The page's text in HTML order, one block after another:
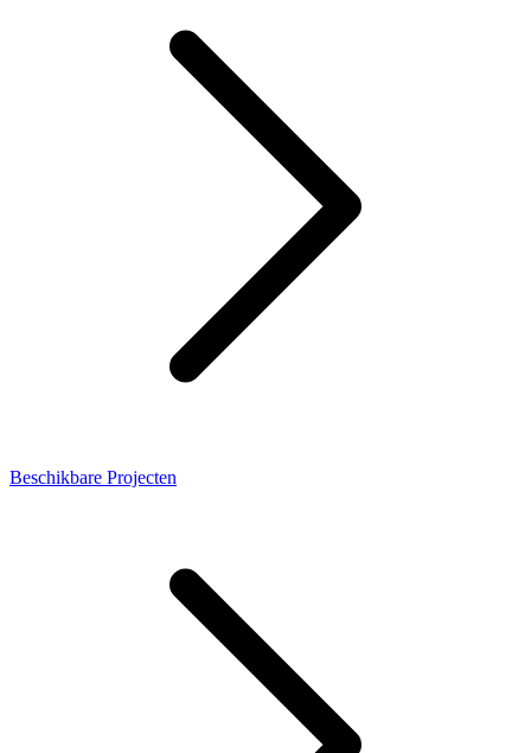
Beschikbare Projecten